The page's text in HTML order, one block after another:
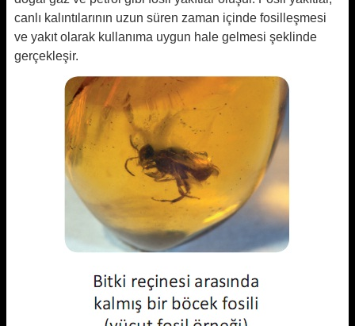
canlı kalıntılarının uzun süren zaman içinde fosilleşmesi
ve yakıt olarak kullanıma uygun hale gelmesi şeklinde
gerçekleşir.